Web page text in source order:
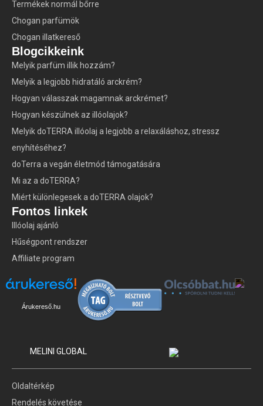
Termékek normál bőrre
Chogan parfümök
Chogan illatkereső
Blogcikkeink
Melyik parfüm illik hozzám?
Melyik a legjobb hidratáló arckrém?
Hogyan válasszak magamnak arckrémet?
Hogyan készülnek az illóolajok?
Melyik doTERRA illóolaj a legjobb a relaxáláshoz, stressz
enyhítéséhez?
doTerra a vegán életmód támogatására
Mi az a doTERRA?
Miért különlegesek a doTERRA olajok?
Fontos linkek
Illóolaj ajánló
Hűségpont rendszer
Affiliate program
Árukereső.hu
MELINI GLOBAL
Rendelés követése
Oldaltérkép